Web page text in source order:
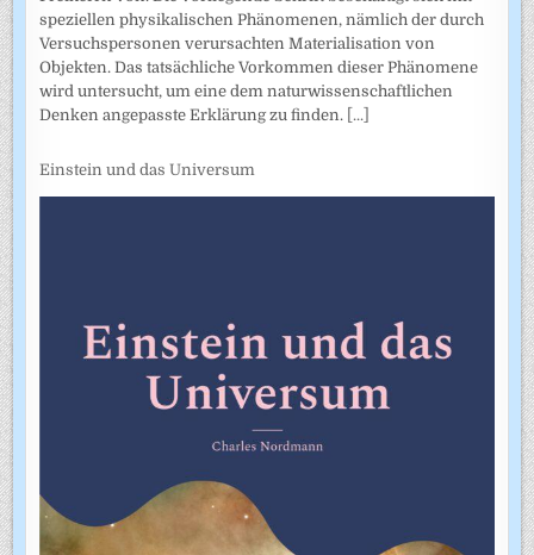
speziellen physikalischen Phänomenen, nämlich der durch
Versuchspersonen verursachten Materialisation von
Objekten. Das tatsächliche Vorkommen dieser Phänomene
wird untersucht, um eine dem naturwissenschaftlichen
Denken angepasste Erklärung zu finden. [...]
Einstein und das Universum